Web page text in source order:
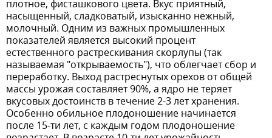
плотное, фисташкового цвета. Вкус приятный,
насыщенный, сладковатый, изысканно нежный,
молочный. Одним из важных промышленных
показателей является высокий процент
естественного растрескивания скорлупы (так
называемая "открываемость"), что облегчает сбор и
переработку. Выход растреснутых орехов от общей
массы урожая составляет 90%, а ядро не теряет
вкусовых достоинств в течение 2-3 лет хранения.
Особенно обильное плодоношение начинается
после 15-ти лет, с каждым годом плодоношение